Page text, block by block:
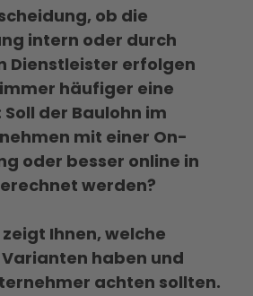
ob die
intern oder durch
Dienstleister erfolgen
häufiger eine
der Baulohn im
mit einer On-
oder besser online in
werden?
Ihnen, welche
haben und
achten sollten.